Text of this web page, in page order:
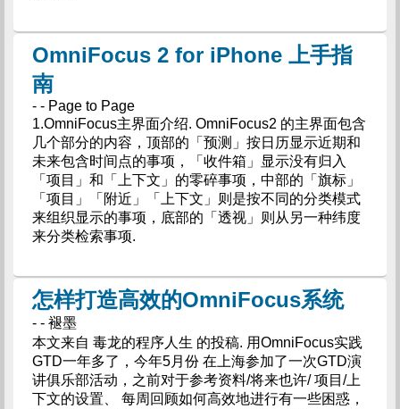
OmniFocus 2 for iPhone 上手指
南
- - Page to Page
1.OmniFocus主界面介绍. OmniFocus2 的主界面包含
几个部分的内容，顶部的「预测」按日历显示近期和
未来包含时间点的事项，「收件箱」显示没有归入
「项目」和「上下文」的零碎事项，中部的「旗标」
「项目」「附近」「上下文」则是按不同的分类模式
来组织显示的事项，底部的「透视」则从另一种纬度
来分类检索事项.
怎样打造高效的OmniFocus系统
- - 褪墨
本文来自 毒龙的程序人生 的投稿. 用OmniFocus实践
GTD一年多了，今年5月份 在上海参加了一次GTD演
讲俱乐部活动，之前对于参考资料/将来也许/ 项目/上
下文的设置、 每周回顾如何高效地进行有一些困惑，